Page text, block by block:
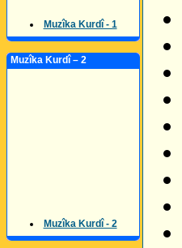
Muzîka Kurdî - 1
Muzîka Kurdî – 2
Muzîka Kurdî - 2